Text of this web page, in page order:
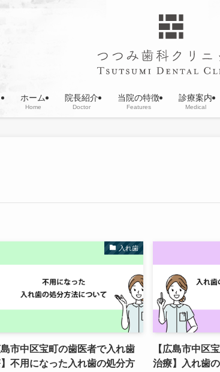
ホーム
Home
院長紹介
Doctor
当院の特徴
Features
診療案内
Medical
入れ歯
島市中区宝町の歯医者で入れ歯
不用になった入れ歯の処分方
【広島市中区
治療】入れ歯